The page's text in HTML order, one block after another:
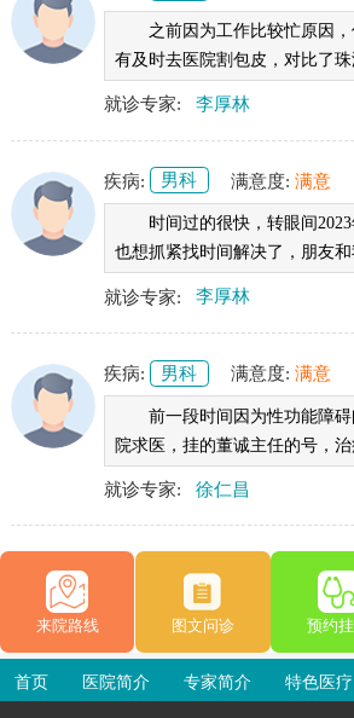
之前因为工作比较忙原因，
有及时去医院割包皮，对比了
院还是很不错，不需要排队等候
分热情，在检查过后就进行了
钟左右就做好手术了，目前恢复
作.
就诊专家: 李厚林
疾病: 男科 满意度: 满意
时间过的很快，转眼间2023
也想抓紧找时间解决了，朋友
医院，没想到过来发现真不错，
述我的病情，也给我了治疗方
耐心，医院环境也不错。
就诊专家: 李厚林
疾病: 男科 满意度: 满意
前一段时间因为性功能障碍
院求医，挂的董诚主任的号，
也不错，很满意。推荐想看这方
看看。
就诊专家: 徐仁昌
来院路线 图文问诊 预约
首页 医院简介 专家简介 特色医疗